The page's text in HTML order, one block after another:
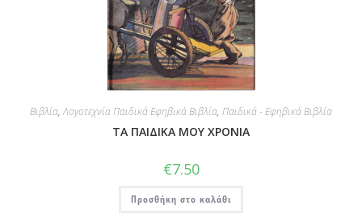
Βιβλία,Λογοτεχνία Παιδικά Εφηβικά Βιβλία, Παιδικά - Εφηβικά Βιβλία
ΤΑ ΠΑΙΔΙΚΑ ΜΟΥ ΧΡΟΝΙΑ
€7.50
Προσθήκη στο καλάθι